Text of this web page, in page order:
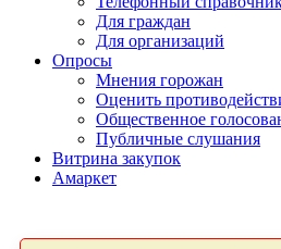
Для граждан
Для организаций
Опросы
Мнения горожан
Оценить
Общественное
Публичные слушания
Витрина закупок
Амаркет